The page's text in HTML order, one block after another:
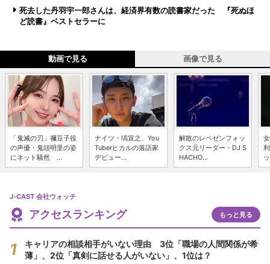
死去した丹羽宇一郎さんは、経済界有数の読書家だった 『死ぬほ
ど読書』ベストセラーに
動画で見る 画像で見る
「鬼滅の刃」禰豆子役
の声優・鬼頭明里の姿
にネット騒然 ...
ナイツ・塙宣之、You
Tuberヒカルの落語家
デビュー...
解散のレペゼンフォッ
クス元リーダー・DJ S
HACHO...
J-CAST 会社ウォッチ
アクセスランキング もっと見る
キャリアの相談相手がいない理由 3位「職場の人間関係が希
薄」、2位「真剣に話せる人がいない」、1位は？